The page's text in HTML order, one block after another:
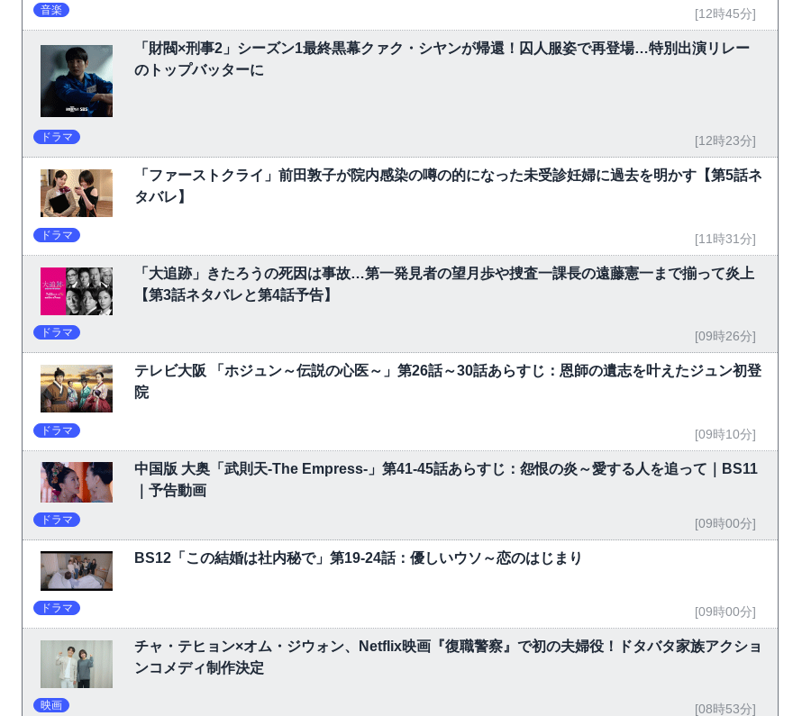
音楽 [12時45分]
「財閥×刑事2」シーズン1最終黒幕クァク・シヤンが帰還！囚人服姿で再登場…特別出演リレー
のトップバッターに
ドラマ [12時23分]
「ファーストクライ」前田敦子が院内感染の噂の的になった未受診妊婦に過去を明かす【第5話ネ
タバレ】
ドラマ [11時31分]
「大追跡」きたろうの死因は事故…第一発見者の望月歩や捜査一課長の遠藤憲一まで揃って炎上
【第3話ネタバレと第4話予告】
ドラマ [09時26分]
テレビ大阪 「ホジュン～伝説の心医～」第26話～30話あらすじ：恩師の遺志を叶えたジュン初登
院
ドラマ [09時10分]
中国版 大奥「武則天-The Empress-」第41-45話あらすじ：怨恨の炎～愛する人を追って｜BS11
｜予告動画
ドラマ [09時00分]
BS12「この結婚は社内秘で」第19-24話：優しいウソ～恋のはじまり
ドラマ [09時00分]
チャ・テヒョン×オム・ジウォン、Netflix映画『復職警察』で初の夫婦役！ドタバタ家族アクショ
ンコメディ制作決定
映画 [08時53分]